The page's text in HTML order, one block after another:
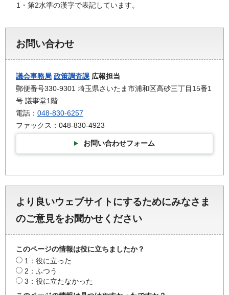
1・第2水準の漢字で表記しています。
お問い合わせ
議会事務局 政策調査課 広報担当
郵便番号330-9301 埼玉県さいたま市浦和区高砂三丁目15番1
号 議事堂1階
電話： 048-830-6257
ファックス：048-830-4923
お問い合わせフォーム
より良いウェブサイトにするためにみなさま
のご意見をお聞かせください
このページの情報は役に立ちましたか？
1：役に立った
2：ふつう
3：役に立たなかった